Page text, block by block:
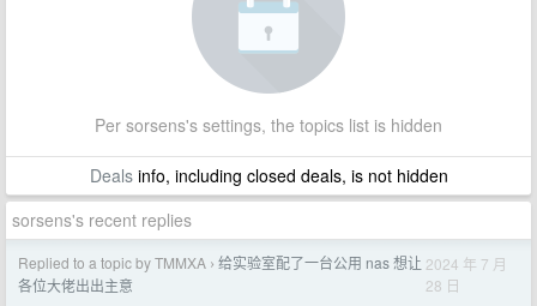
Per sorsens's settings, the topics list is hidden
Dealsinfo, including closed deals, is not hidden
sorsens's recent replies
Replied to a topic by TMMXA › 给实验室配了一台公用 nas 想让
各位大佬出出主意
2024 年 7 月
28 日